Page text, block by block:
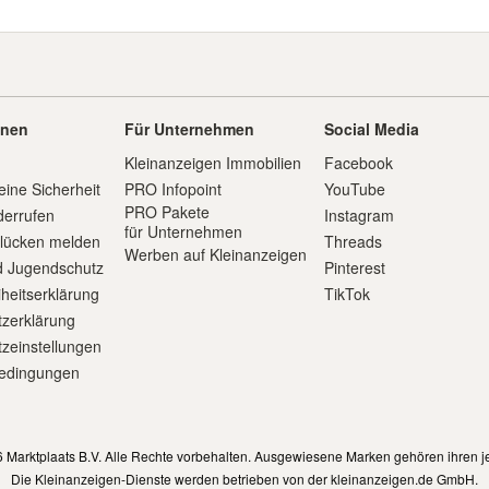
Sicherheit
melden
Jugendschutz
Für Unternehmen
Kleinanzeigen Immobilien
PRO Infopoint
PRO Pakete
für Unternehmen
Werben auf Kleinanzeigen
Social Media
Facebook
YouTube
Instagram
Threads
Pinterest
TikTok
B.V. Alle Rechte vorbehalten. Ausgewiesene Marken gehören ihren
Die Kleinanzeigen-Dienste werden betrieben von der kleinanzeigen.de GmbH.